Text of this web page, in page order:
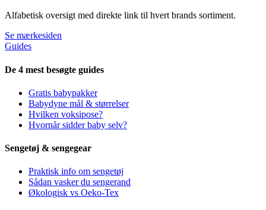
Alfabetisk oversigt med direkte link til hvert brands sortiment.
Se mærkesiden
Guides
De 4 mest besøgte guides
Gratis babypakker
Babydyne mål & størrelser
Hvilken voksipose?
Hvornår sidder baby selv?
Sengetøj & sengegear
Praktisk info om sengetøj
Sådan vasker du sengerand
Økologisk vs Oeko-Tex